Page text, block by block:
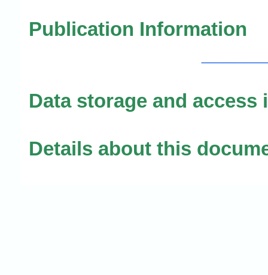
Publication Information
Data storage and access
Details about this